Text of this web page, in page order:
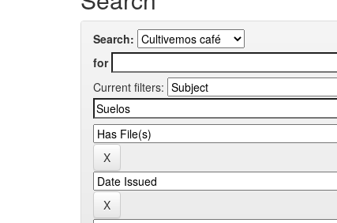
Search:
for
Current filters: